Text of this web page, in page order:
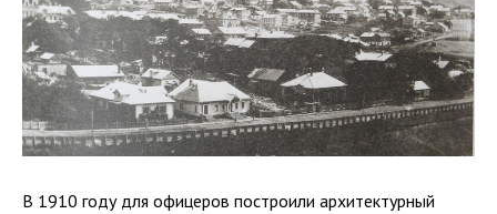
В 1910 году для офицеров построили архитектурный